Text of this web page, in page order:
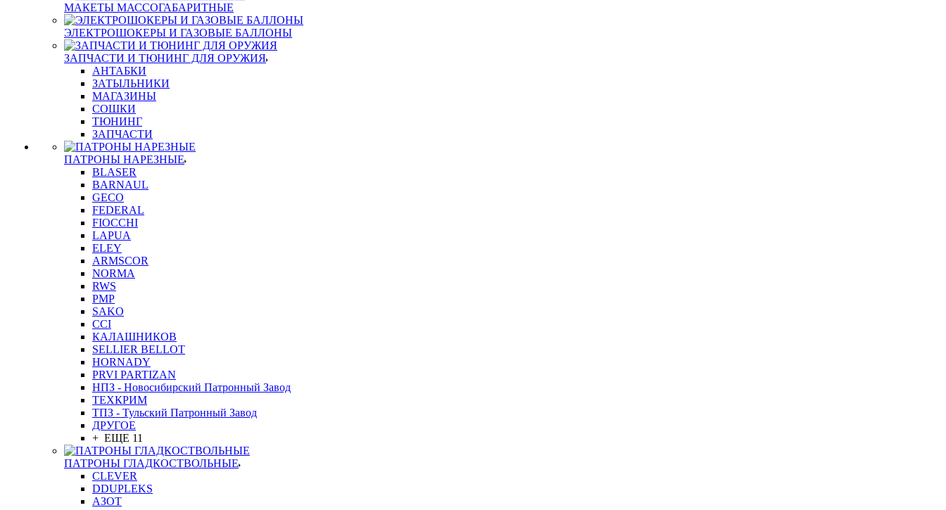
МАКЕТЫ МАССОГАБАРИТНЫЕ
ЭЛЕКТРОШОКЕРЫ И ГАЗОВЫЕ БАЛЛОНЫ
ЗАПЧАСТИ И ТЮНИНГ ДЛЯ ОРУЖИЯ
АНТАБКИ
ЗАТЫЛЬНИКИ
МАГАЗИНЫ
СОШКИ
ТЮНИНГ
ЗАПЧАСТИ
ПАТРОНЫ НАРЕЗНЫЕ
BLASER
BARNAUL
GEСO
FEDERAL
FIOCCHI
LAPUA
ELEY
ARMSCOR
NORMA
RWS
PMP
SAKO
CCI
КАЛАШНИКОВ
SELLIER BELLOT
HORNADY
PRVI PARTIZAN
НПЗ - Новосибирский Патронный Завод
ТЕХКРИМ
ТПЗ - Тульский Патронный Завод
ДРУГОЕ
+ ЕЩЕ 11
ПАТРОНЫ ГЛАДКОСТВОЛЬНЫЕ
CLEVER
DDUPLEKS
АЗОТ